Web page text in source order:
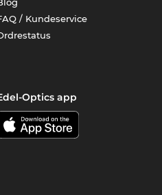
/ Kundeservice
Optics app